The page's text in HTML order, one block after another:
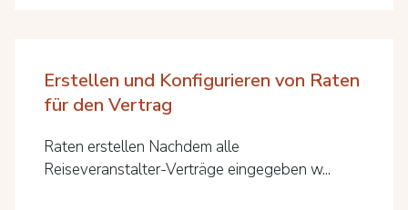
Erstellen und Konfigurieren von Raten
für den Vertrag
Raten erstellen Nachdem alle
Reiseveranstalter-Verträge eingegeben w...